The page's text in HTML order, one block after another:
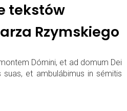
tekstów
Rzymskiego
Dómini, et ad domum Dei
et ambulábimus in sémitis